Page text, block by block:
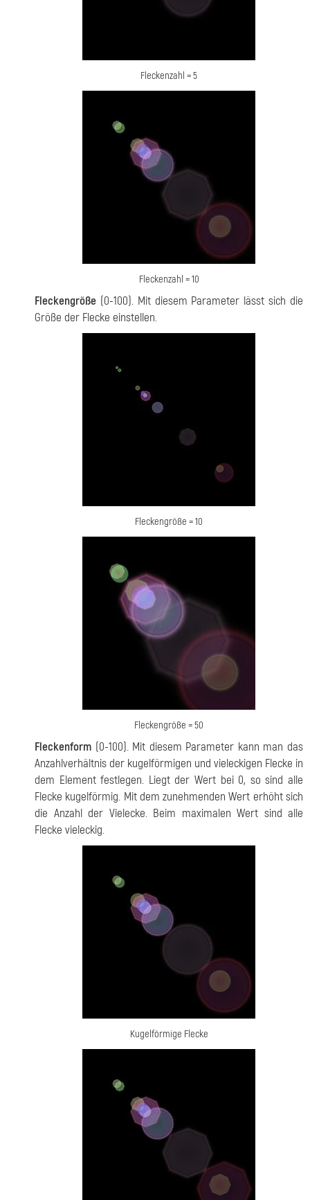
Fleckenzahl = 5
Fleckenzahl = 10
Fleckengröße (0-100). Mit diesem Parameter lässt sich die
Größe der Flecke einstellen.
Fleckengröße = 10
Fleckengröße = 50
Fleckenform (0-100). Mit diesem Parameter kann man das
Anzahlverhältnis der kugelförmigen und vieleckigen Flecke in
dem Element festlegen. Liegt der Wert bei 0, so sind alle
Flecke kugelförmig. Mit dem zunehmenden Wert erhöht sich
die Anzahl der Vielecke. Beim maximalen Wert sind alle
Flecke vieleckig.
Kugelförmige Flecke